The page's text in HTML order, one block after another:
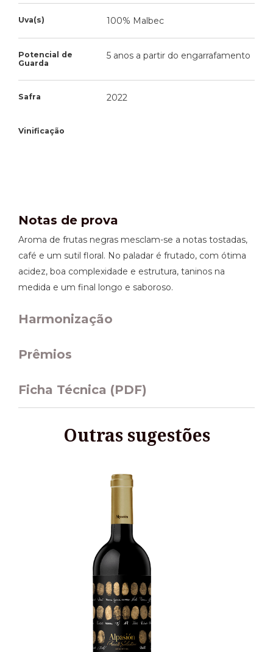
Uva(s) 100% Malbec
Potencial de
Guarda
5 anos a partir do engarrafamento
Safra 2022
Vinificação
Notas de prova
Aroma de frutas negras mesclam-se a notas tostadas,
café e um sutil floral. No paladar é frutado, com ótima
acidez, boa complexidade e estrutura, taninos na
medida e um final longo e saboroso.
Harmonização
Prêmios
Ficha Técnica (PDF)
Outras sugestões